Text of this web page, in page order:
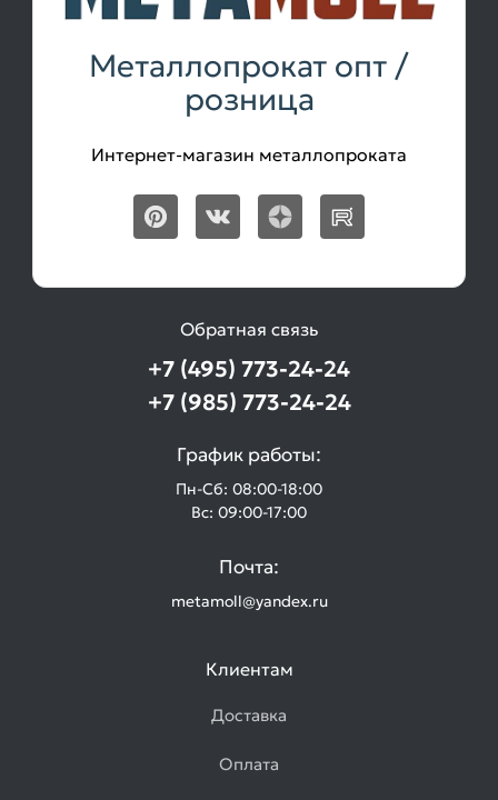
Металлопрокат опт /
розница
Интернет-магазин металлопроката
Обратная связь
+7 (495) 773-24-24
+7 (985) 773-24-24
График работы:
Пн-Сб: 08:00-18:00
Вс: 09:00-17:00
Почта:
metamoll@yandex.ru
Клиентам
Доставка
Оплата